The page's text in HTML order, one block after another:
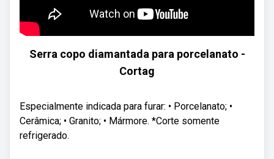
Serra copo diamantada para porcelanato -
Cortag
Especialmente indicada para furar: • Porcelanato; •
Cerâmica; • Granito; • Mármore. *Corte somente
refrigerado.